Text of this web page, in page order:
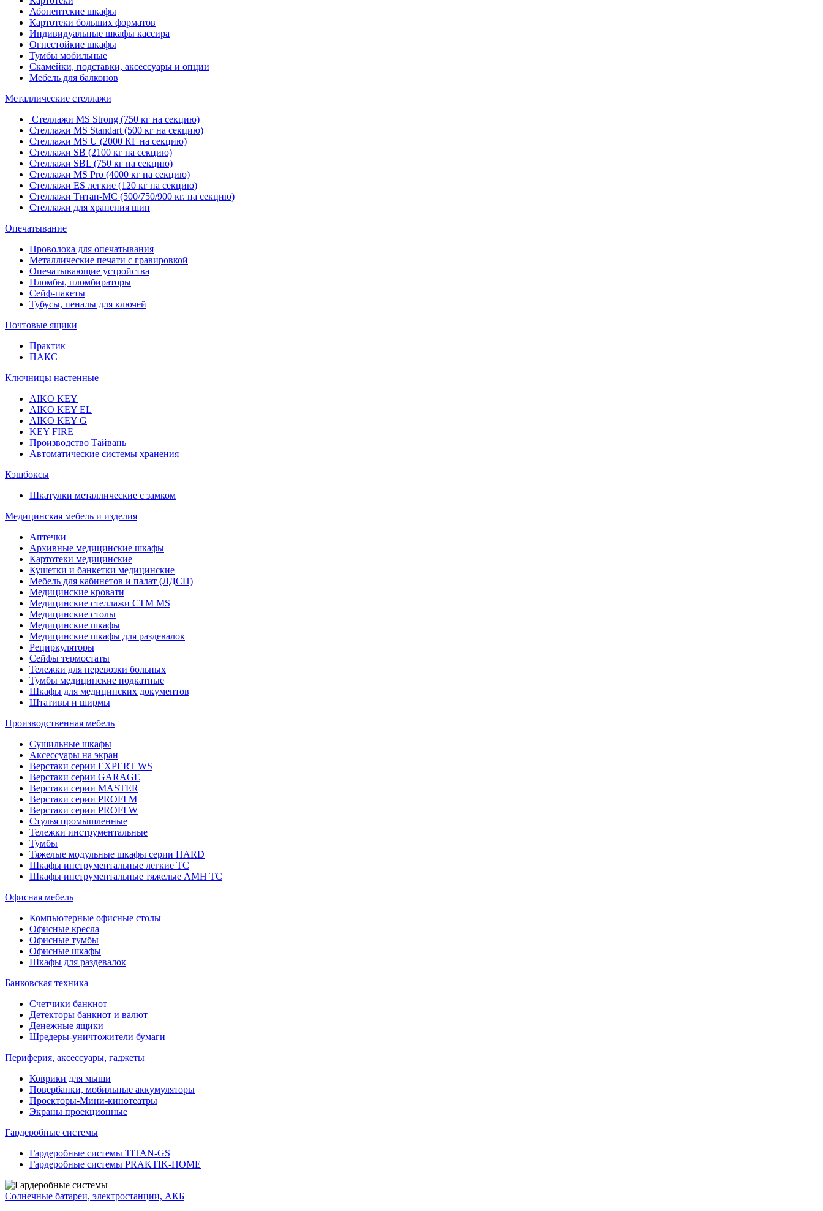
Абонентские шкафы
Картотеки больших форматов
Индивидуальные шкафы кассира
Огнестойкие шкафы
Тумбы мобильные
Скамейки, подставки, аксессуары и опции
Мебель для балконов
Металлические стеллажи
Стеллажи MS Strong (750 кг на секцию)
Стеллажи MS Standart (500 кг на секцию)
Стеллажи MS U (2000 КГ на секцию)
Стеллажи SB (2100 кг на секцию)
Стеллажи SBL (750 кг на секцию)
Стеллажи MS Pro (4000 кг на секцию)
Стеллажи ES легкие (120 кг на секцию)
Стеллажи Титан-МС (500/750/900 кг. на секцию)
Стеллажи для хранения шин
Опечатывание
Проволока для опечатывания
Металлические печати с гравировкой
Опечатывающие устройства
Пломбы, пломбираторы
Сейф-пакеты
Тубусы, пеналы для ключей
Почтовые ящики
Практик
ПАКС
Ключницы настенные
AIKO KEY
AIKO KEY EL
AIKO KEY G
KEY FIRE
Производство Тайвань
Автоматические системы хранения
Кэшбоксы
Шкатулки металлические с замком
Медицинская мебель и изделия
Аптечки
Архивные медицинские шкафы
Картотеки медицинские
Кушетки и банкетки медицинские
Мебель для кабинетов и палат (ЛДСП)
Медицинские кровати
Медицинские стеллажи CTM MS
Медицинские столы
Медицинские шкафы
Медицинские шкафы для раздевалок
Рециркуляторы
Сейфы термостаты
Тележки для перевозки больных
Тумбы медицинские подкатные
Шкафы для медицинских документов
Штативы и ширмы
Производственная мебель
Cушильные шкафы
Аксессуары на экран
Верстаки серии EXPERT WS
Верстаки серии GARAGE
Верстаки серии MASTER
Верстаки серии PROFI M
Верстаки серии PROFI W
Стулья промышленные
Тележки инструментальные
Тумбы
Тяжелые модульные шкафы серии HARD
Шкафы инструментальные легкие ТС
Шкафы инструментальные тяжелые AMH TC
Офисная мебель
Компьютерные офисные столы
Офисные кресла
Офисные тумбы
Офисные шкафы
Шкафы для раздевалок
Банковская техника
Счетчики банкнот
Детекторы банкнот и валют
Денежные ящики
Шредеры-уничтожители бумаги
Периферия, аксессуары, гаджеты
Коврики для мыши
Повербанки, мобильные аккумуляторы
Проекторы-Мини-кинотеатры
Экраны проекционные
Гардеробные системы
Гардеробные системы TITAN-GS
Гардеробные системы PRAKTIK-HOME
Солнечные батареи, электростанции, АКБ